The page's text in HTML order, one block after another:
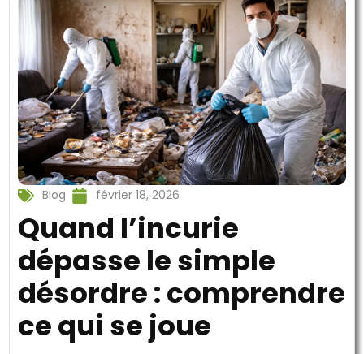
Blog février 18, 2026
Quand l’incurie
dépasse le simple
désordre : comprendre
ce qui se joue